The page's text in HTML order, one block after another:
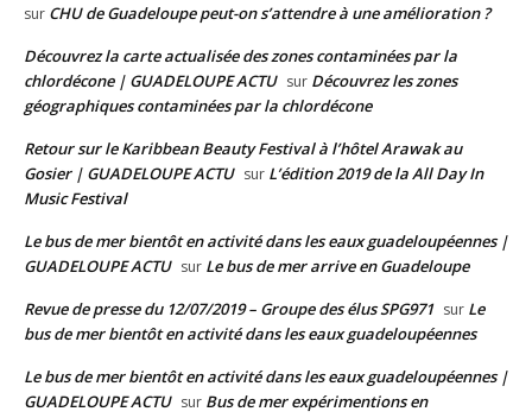
sur CHU de Guadeloupe peut-on s’attendre à une amélioration ?
Découvrez la carte actualisée des zones contaminées par la
chlordécone | GUADELOUPE ACTU sur Découvrez les zones
géographiques contaminées par la chlordécone
Retour sur le Karibbean Beauty Festival à l’hôtel Arawak au
Gosier | GUADELOUPE ACTU sur L’édition 2019 de la All Day In
Music Festival
Le bus de mer bientôt en activité dans les eaux guadeloupéennes |
GUADELOUPE ACTU sur Le bus de mer arrive en Guadeloupe
Revue de presse du 12/07/2019 – Groupe des élus SPG971 sur Le
bus de mer bientôt en activité dans les eaux guadeloupéennes
Le bus de mer bientôt en activité dans les eaux guadeloupéennes |
GUADELOUPE ACTU sur Bus de mer expérimentions en